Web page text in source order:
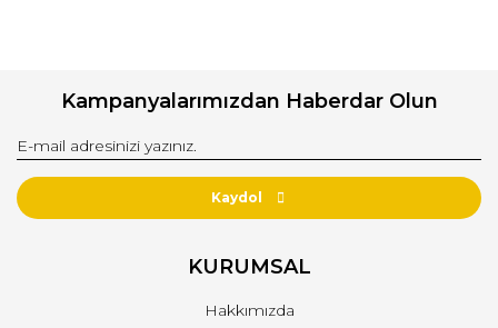
Kampanyalarımızdan Haberdar Olun
Kaydol
KURUMSAL
Hakkımızda